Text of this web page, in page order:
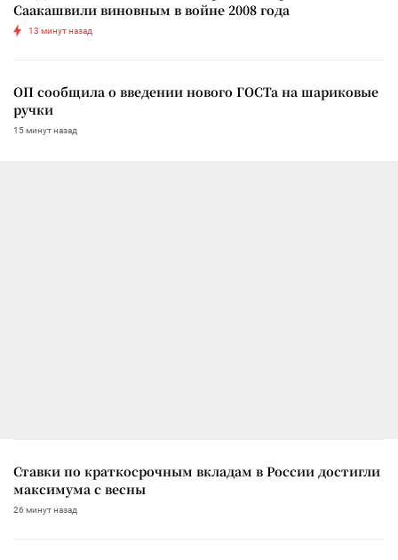
Саакашвили виновным в войне 2008 года
13 минут назад
ОП сообщила о введении нового ГОСТа на шариковые
ручки
15 минут назад
Ставки по краткосрочным вкладам в России достигли
максимума с весны
26 минут назад